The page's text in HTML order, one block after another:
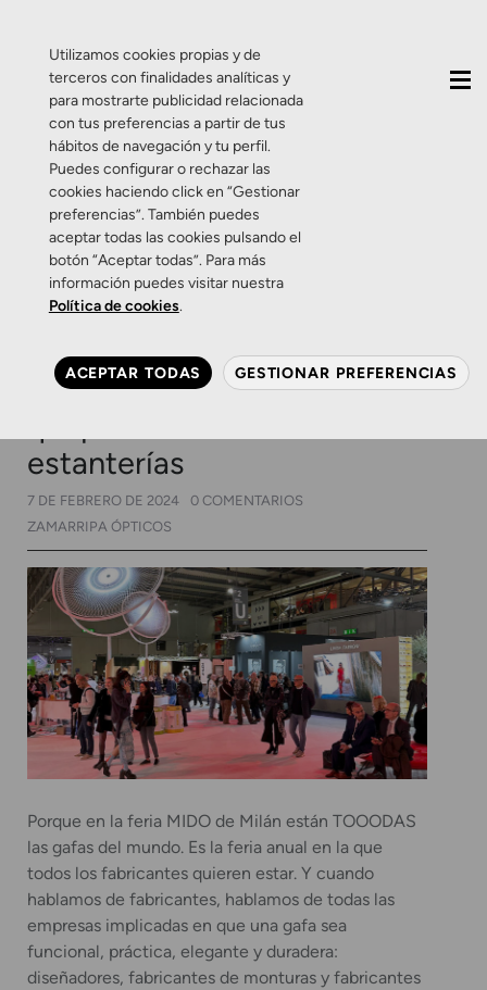
Etiqueta:innovación
tecnológica
Eventos Ferias Productos
Es materialmente imposible
que todas estas gafas
estanterías
7 DE FEBRERO DE 2024
0 COMENTARIOS
ZAMARRIPA ÓPTICOS
Porque en la feria MIDO de Milán están TOOODAS
las gafas del mundo. Es la feria anual en la que
todos los fabricantes quieren estar. Y cuando
hablamos de fabricantes, hablamos de todas las
empresas implicadas en que una gafa sea
funcional, práctica, elegante y duradera:
diseñadores, fabricantes de monturas y fabricantes
Utilizamos cookies propias y de
terceros con finalidades analíticas y
para mostrarte publicidad relacionada
con tus preferencias a partir de tus
hábitos de navegación y tu perfil.
Puedes configurar o rechazar las
cookies haciendo click en “Gestionar
preferencias”. También puedes
aceptar todas las cookies pulsando el
botón “Aceptar todas”. Para más
información puedes visitar nuestra
Política de cookies.
ACEPTAR TODAS GESTIONAR PREFERENCIAS